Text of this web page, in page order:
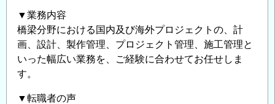
▼業務内容
橋梁分野における国内及び海外プロジェクトの、計
画、設計、製作管理、プロジェクト管理、施工管理と
いった幅広い業務を、ご経験に合わせてお任せしま
す。
▼転職者の声